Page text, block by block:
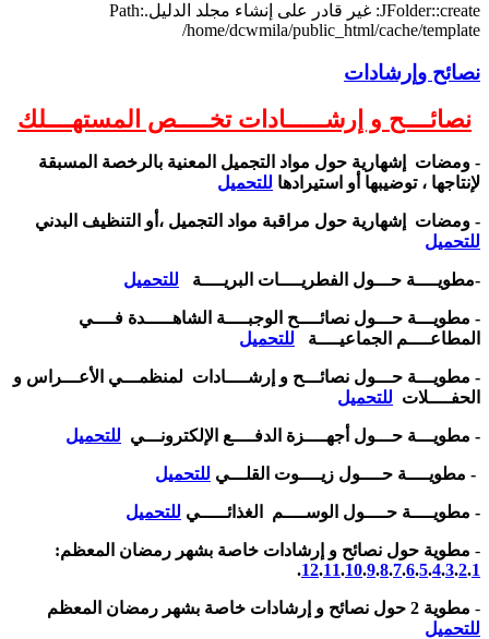
JFolder::create: غير قادر على إنشاء مجلد الدليل.Path:
/home/dcwmila/public_html/cache/template
نصائح وإرشادات
نصائــــح و إرشــــــادات تخـــــص المستهــــلك
- ومضات إشهارية حول مواد التجميل المعنية بالرخصة المسبقة
لإنتاجها ، توضيبها أو استيرادها للتحميل
- ومضات إشهارية حول مراقبة مواد التجميل ،أو التنظيف البدني
للتحميل
-مطويــــة حـــول الفطريــــات البريــــة للتحميل
- مطويـــة حـــول نصائــــح الوجبــــة الشاهـــــدة فــــي
المطاعــــم الجماعيــــة للتحميل
- مطويـــة حـــول نصائـــح و إرشــــادات لمنظمـــي الأعـــراس و
الحفــــلات للتحميل
- مطويـــة حـــول أجهــــزة الدفــــع الإلكترونـــي للتحميل
- مطويــــة حــــول زيــــوت القلـــي للتحميل
- مطويــــة حــــول الوســــم الغذائـــــي للتحميل
- مطوية حول نصائح و إرشادات خاصة بشهر رمضان المعظم:
12.11.10.9.8.7.6.5.4.3.2.1
.
- مطوية 2 حول نصائح و إرشادات خاصة بشهر رمضان المعظم
للتحميل